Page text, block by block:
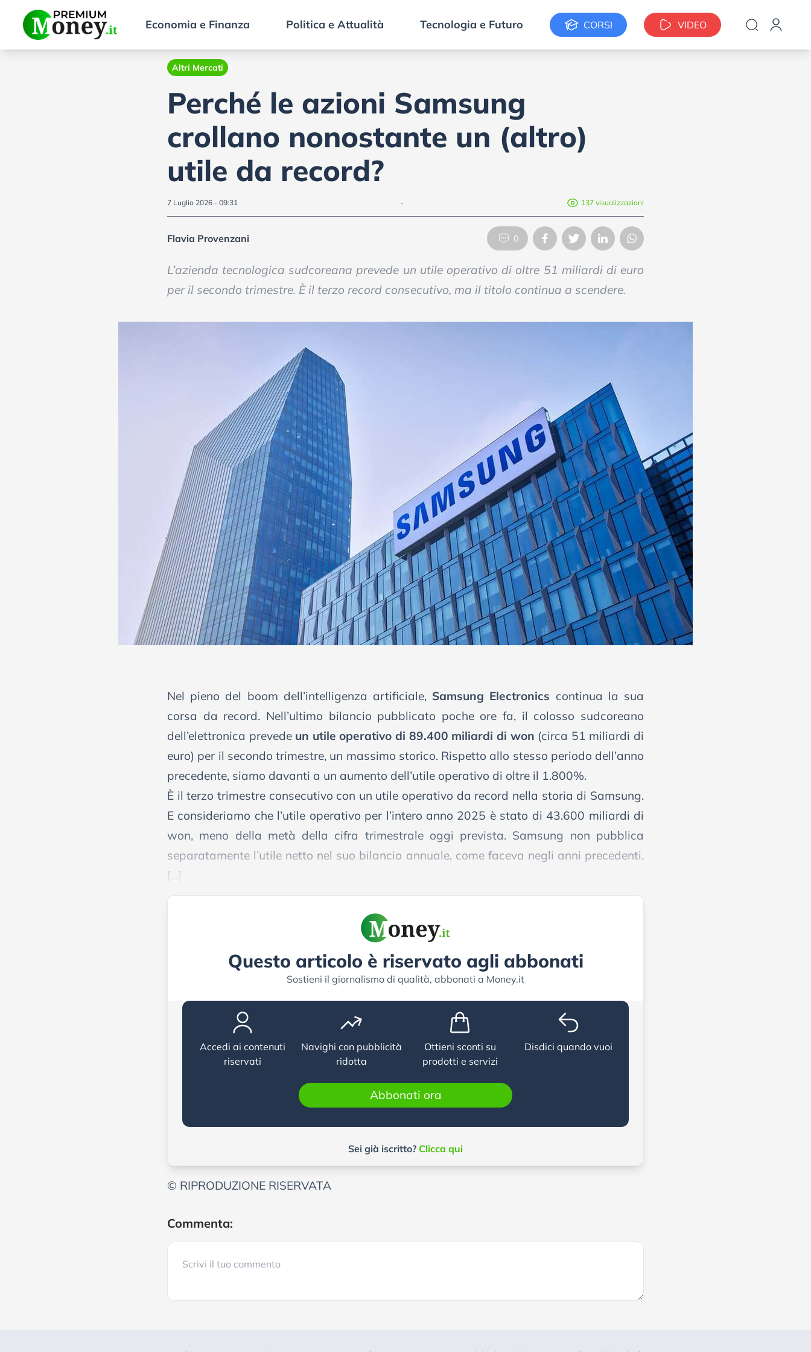
Economia e Finanza Politica e Attualità Tecnologia e Futuro CORSI VIDEO
Altri Mercati
Perché le azioni Samsung
crollano nonostante un (altro)
utile da record?
7 Luglio 2026 - 09:31 - 137 visualizzazioni
Flavia Provenzani 0
L’azienda tecnologica sudcoreana prevede un utile operativo di oltre 51 miliardi di euro
per il secondo trimestre. È il terzo record consecutivo, ma il titolo continua a scendere.
Nel pieno del boom dell’intelligenza artificiale, Samsung Electronics continua la sua
corsa da record. Nell’ultimo bilancio pubblicato poche ore fa, il colosso sudcoreano
dell’elettronica prevede un utile operativo di 89.400 miliardi di won (circa 51 miliardi di
euro) per il secondo trimestre, un massimo storico. Rispetto allo stesso periodo dell’anno
precedente, siamo davanti a un aumento dell’utile operativo di oltre il 1.800%.
È il terzo trimestre consecutivo con un utile operativo da record nella storia di Samsung.
E consideriamo che l’utile operativo per l’intero anno 2025 è stato di 43.600 miliardi di
won, meno della metà della cifra trimestrale oggi prevista. Samsung non pubblica
separatamente l’utile netto nel suo bilancio annuale, come faceva negli anni precedenti.
[...]
Questo articolo è riservato agli abbonati
Sostieni il giornalismo di qualità, abbonati a Money.it
Accedi ai contenuti
riservati
Navighi con pubblicità
ridotta
Ottieni sconti su
prodotti e servizi
Disdici quando vuoi
Abbonati ora
Sei già iscritto? Clicca qui
© RIPRODUZIONE RISERVATA
Commenta: